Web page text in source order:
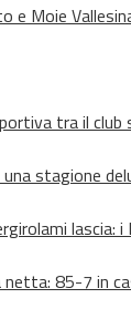
e Moie
tra il club
stagione
85-7 in